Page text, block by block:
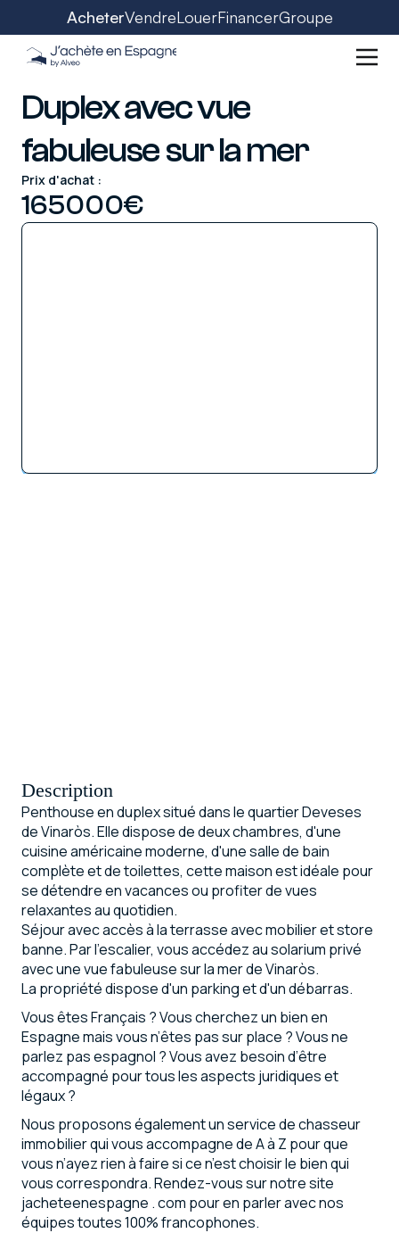
AcheterVendreLouerFinancerGroupe
Duplex avec vue
fabuleuse sur la mer
Prix d'achat :
165000€
Description
Penthouse en duplex situé dans le quartier Deveses
de Vinaròs. Elle dispose de deux chambres, d'une
cuisine américaine moderne, d'une salle de bain
complète et de toilettes, cette maison est idéale pour
se détendre en vacances ou profiter de vues
relaxantes au quotidien.
Séjour avec accès à la terrasse avec mobilier et store
banne. Par l'escalier, vous accédez au solarium privé
avec une vue fabuleuse sur la mer de Vinaròs.
La propriété dispose d'un parking et d'un débarras.
Vous êtes Français ? Vous cherchez un bien en
Espagne mais vous n’êtes pas sur place ? Vous ne
parlez pas espagnol ? Vous avez besoin d’être
accompagné pour tous les aspects juridiques et
légaux ?
Nous proposons également un service de chasseur
immobilier qui vous accompagne de A à Z pour que
vous n’ayez rien à faire si ce n’est choisir le bien qui
vous correspondra. Rendez-vous sur notre site
jacheteenespagne . com pour en parler avec nos
équipes toutes 100% francophones.